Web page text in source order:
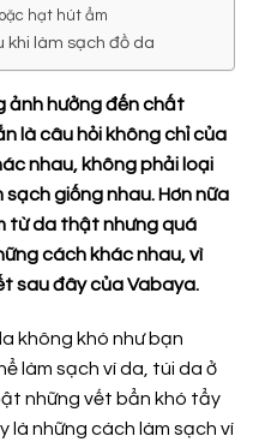
hạt hút ẩm
khi làm sạch đồ da
ảnh hưởng đến chất
là câu hỏi không chỉ của
nhau, không phải loại
giống nhau. Hơn nữa
từ da thật nhưng quá
cách khác nhau, vì
sau đây của Vabaya.
không khó như bạn
làm sạch ví da, túi da ở
những vết bẩn khó tẩy
là những cách làm sạch ví